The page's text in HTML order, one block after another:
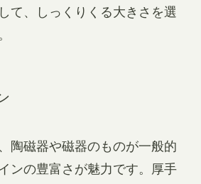
て、しっくりくる大きさを選
陶磁器や磁器のものが一般的
ンの豊富さが魅力です。厚手